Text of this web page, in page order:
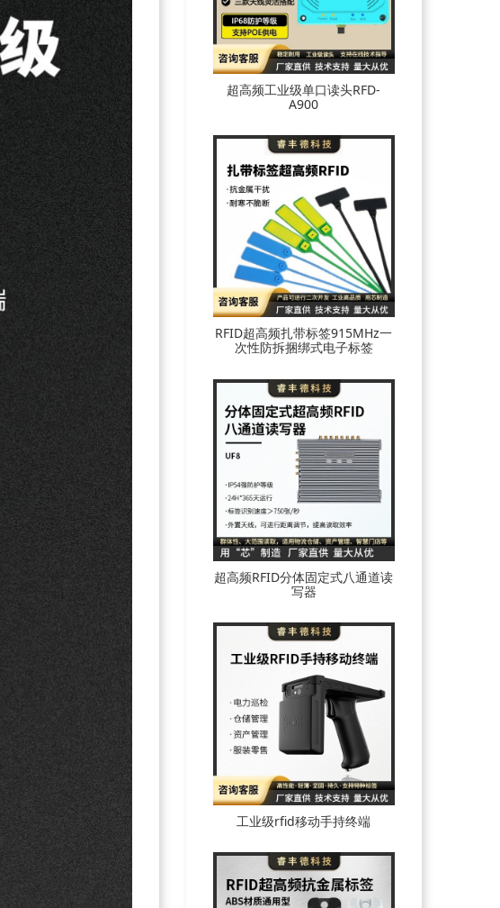
超高频工业级单口读头RFD-
A900
RFID超高频扎带标签915MHz一
次性防拆捆绑式电子标签
超高频RFID分体固定式八通道读
写器
工业级rfid移动手持终端